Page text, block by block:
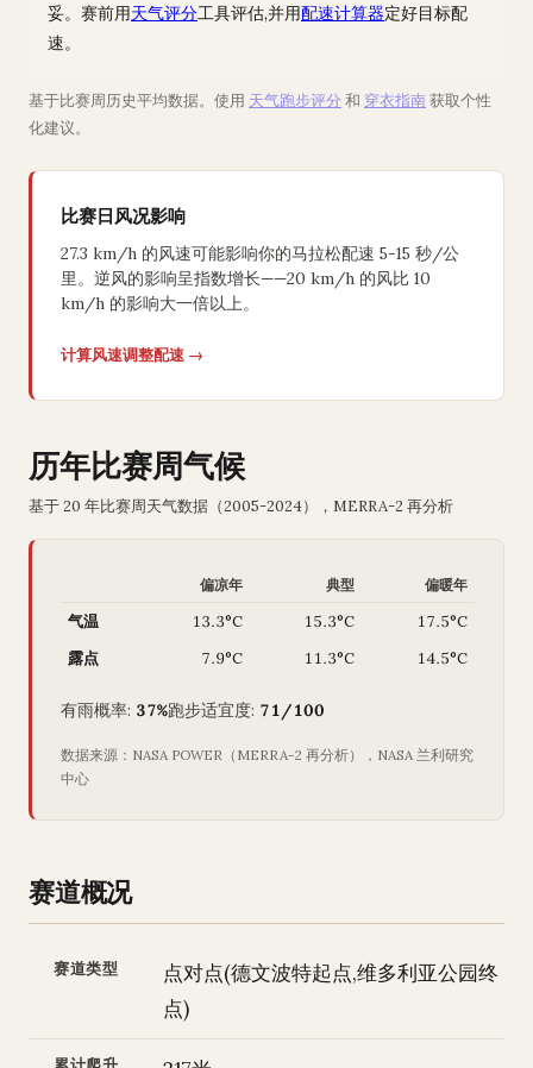
妥。赛前用天气评分工具评估,并用配速计算器定好目标配
速。
基于比赛周历史平均数据。使用 天气跑步评分 和 穿衣指南获取个性
化建议。
比赛日风况影响
27.3 km/h 的风速可能影响你的马拉松配速 5-15 秒/公
里。逆风的影响呈指数增长——20 km/h 的风比 10
km/h 的影响大一倍以上。
计算风速调整配速 →
历年比赛周气候
基于 20 年比赛周天气数据（2005-2024），MERRA-2 再分析
偏凉年 典型 偏暖年
气温 13.3°C 15.3°C
17.5°C
露点
7.9°C 11.3°C 14.5°C
有雨概率: 37%跑步适宜度: 71/100
数据来源：NASA POWER（MERRA-2 再分析），NASA 兰利研究
中心
赛道概况
赛道类型
点对点(德文波特起点,维多利亚公园终
点)